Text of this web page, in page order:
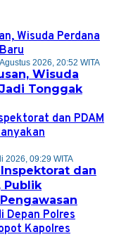
2026, 20:52 WITA
Wisuda
Tonggak
2026, 09:29 WITA
dan
Publik